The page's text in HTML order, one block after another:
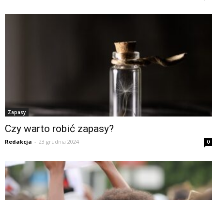
Zapasy
Czy warto robić zapasy?
Redakcja - 23 grudnia 2024 0